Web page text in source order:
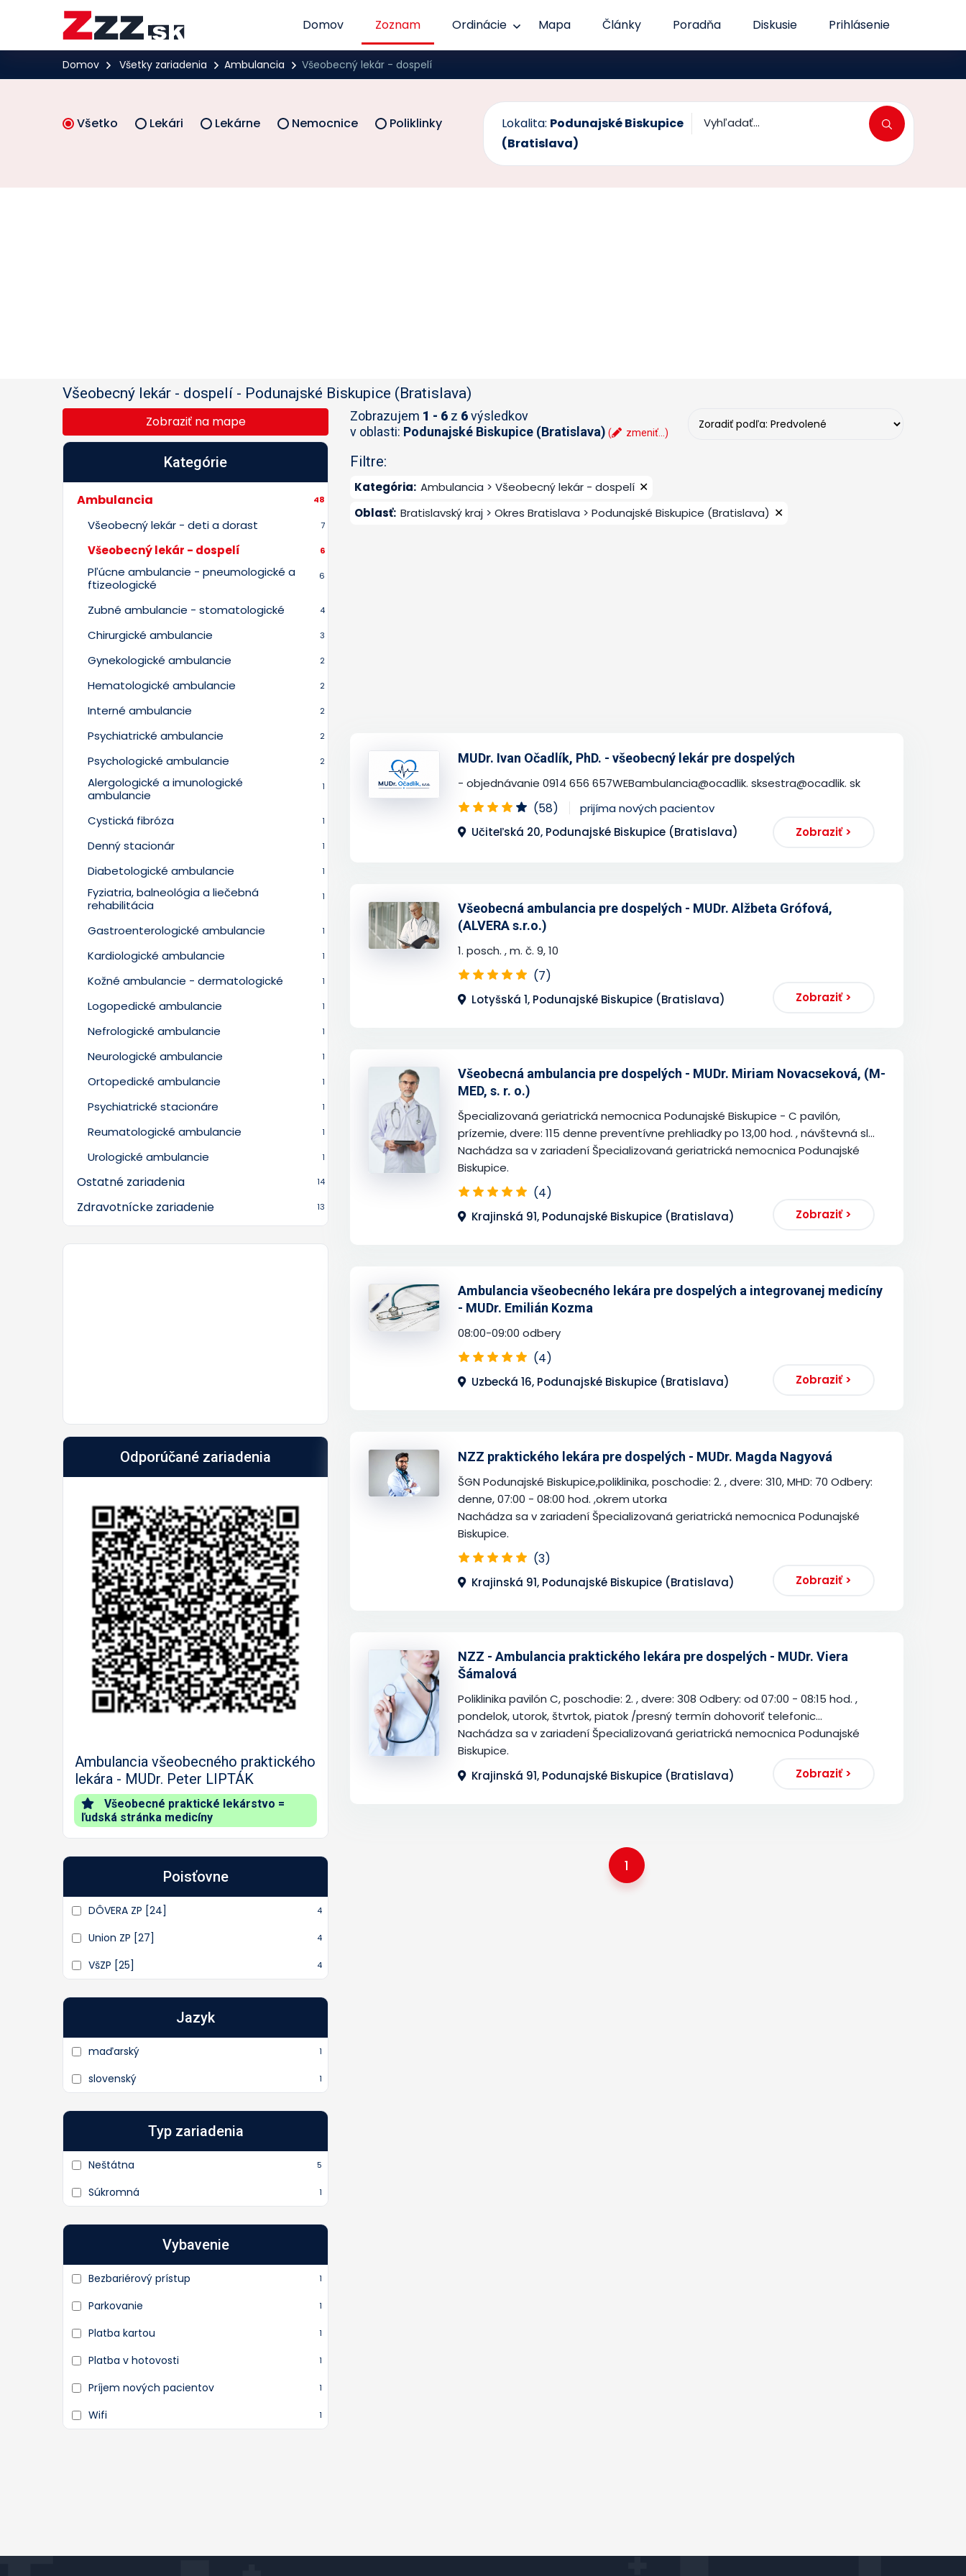
Domov Zoznam Ordinácie Mapa Články Poradňa Diskusie Prihlásenie
Domov Všetky zariadenia Ambulancia Všeobecný lekár - dospelí
Všetko Lekári Lekárne Nemocnice Poliklinky Lokalita: Podunajské Biskupice
(Bratislava)
Všeobecný lekár - dospelí - Podunajské Biskupice (Bratislava)
Zobraziť na mape
Kategórie
Ambulancia 48
Všeobecný lekár - deti a dorast 7
Všeobecný lekár - dospelí 6
Pľúcne ambulancie - pneumologické a
ftizeologické
6
Zubné ambulancie - stomatologické 4
Chirurgické ambulancie 3
Gynekologické ambulancie 2
Hematologické ambulancie 2
Interné ambulancie 2
Psychiatrické ambulancie 2
Psychologické ambulancie 2
Alergologické a imunologické
ambulancie
1
Cystická fibróza 1
Denný stacionár 1
Diabetologické ambulancie 1
Fyziatria, balneológia a liečebná
rehabilitácia
1
Gastroenterologické ambulancie 1
Kardiologické ambulancie 1
Kožné ambulancie - dermatologické 1
Logopedické ambulancie 1
Nefrologické ambulancie 1
Neurologické ambulancie 1
Ortopedické ambulancie 1
Psychiatrické stacionáre 1
Reumatologické ambulancie 1
Urologické ambulancie 1
Ostatné zariadenia 14
Zdravotnícke zariadenie 13
Odporúčané zariadenia
Ambulancia všeobecného praktického
lekára - MUDr. Peter LIPTÁK
Všeobecné praktické lekárstvo =
ľudská stránka medicíny
Predch.
Poisťovne
DÔVERA ZP [24] 4
Union ZP [27] 4
VšZP [25] 4
Jazyk
maďarský 1
slovenský 1
Typ zariadenia
Neštátna 5
Súkromná 1
Vybavenie
Bezbariérový prístup 1
Parkovanie 1
Platba kartou 1
Platba v hotovosti 1
Príjem nových pacientov 1
Wifi 1
Zobrazujem 1 - 6 z 6výsledkov
v oblasti: Podunajské Biskupice (Bratislava) ( zmeniť...)
Filtre:
Kategória: Ambulancia > Všeobecný lekár - dospelí ✕
Oblasť: Bratislavský kraj > Okres Bratislava > Podunajské Biskupice (Bratislava) ✕
MUDr. Ivan Očadlík, PhD. - všeobecný lekár pre dospelých
- objednávanie 0914 656 657WEBambulancia@ocadlik. sksestra@ocadlik. sk
(58)
prijíma nových pacientov
Učiteľská 20, Podunajské Biskupice (Bratislava)
Zobraziť >
Všeobecná ambulancia pre dospelých - MUDr. Alžbeta Grófová,
(ALVERA s.r.o.)
1. posch. , m. č. 9, 10
(7)
Lotyšská 1, Podunajské Biskupice (Bratislava) Zobraziť >
Všeobecná ambulancia pre dospelých - MUDr. Miriam Novacseková, (M-
MED, s. r. o.)
Špecializovaná geriatrická nemocnica Podunajské Biskupice - C pavilón,
prízemie, dvere: 115 denne preventívne prehliadky po 13,00 hod. , návštevná sl...
Nachádza sa v zariadení Špecializovaná geriatrická nemocnica Podunajské
Biskupice.
(4)
Krajinská 91, Podunajské Biskupice (Bratislava) Zobraziť >
Ambulancia všeobecného lekára pre dospelých a integrovanej medicíny
- MUDr. Emilián Kozma
08:00-09:00 odbery
(4)
Uzbecká 16, Podunajské Biskupice (Bratislava) Zobraziť >
NZZ praktického lekára pre dospelých - MUDr. Magda Nagyová
ŠGN Podunajské Biskupice,poliklinika, poschodie: 2. , dvere: 310, MHD: 70 Odbery:
denne, 07:00 - 08:00 hod. ,okrem utorka
Nachádza sa v zariadení Špecializovaná geriatrická nemocnica Podunajské
Biskupice.
(3)
Krajinská 91, Podunajské Biskupice (Bratislava) Zobraziť >
NZZ - Ambulancia praktického lekára pre dospelých - MUDr. Viera
Šámalová
Poliklinika pavilón C, poschodie: 2. , dvere: 308 Odbery: od 07:00 - 08:15 hod. ,
pondelok, utorok, štvrtok, piatok /presný termín dohovoriť telefonic...
Nachádza sa v zariadení Špecializovaná geriatrická nemocnica Podunajské
Biskupice.
Krajinská 91, Podunajské Biskupice (Bratislava)
Zobraziť >
1